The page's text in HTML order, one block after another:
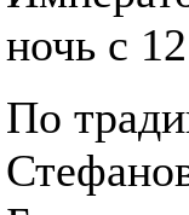
ночь с
По